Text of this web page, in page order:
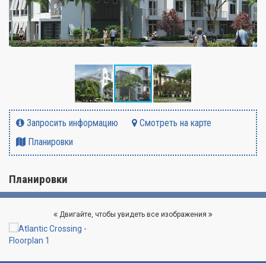
Запросить информацию
Смотреть на карте
Планировки
Планировки
Двигайте, чтобы увидеть все изображения